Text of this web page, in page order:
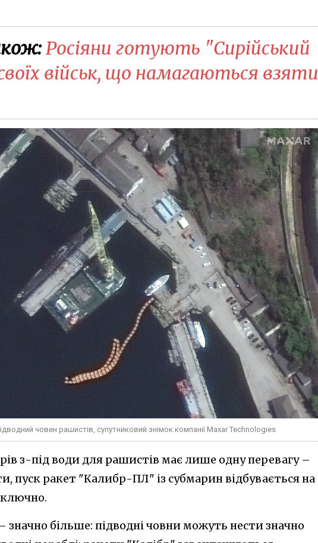
Росіяни готують "Сирійський
військ, що намагаються взяти
човен рашистів, супутниковий знімок компанії Maxar Technologies
з-під води для рашистів має лише одну перевагу –
пуск ракет "Калибр-ПЛ" із субмарин відбувається на
значно більше: підводні човни можуть нести значно